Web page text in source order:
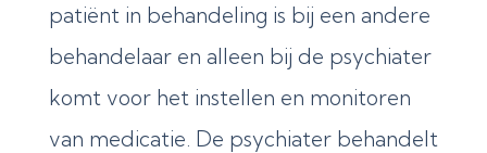
patiënt in behandeling is bij een andere
behandelaar en alleen bij de psychiater
komt voor het instellen en monitoren
van medicatie. De psychiater behandelt